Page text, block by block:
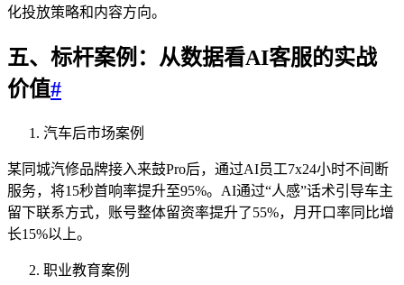
化投放策略和内容方向。
五、标杆案例：从数据看AI客服的实战
价值#
汽车后市场案例
某同城汽修品牌接入来鼓Pro后，通过AI员工7x24小时不间断
服务，将15秒首响率提升至95%。AI通过“人感”话术引导车主
留下联系方式，账号整体留资率提升了55%，月开口率同比增
长15%以上。
职业教育案例